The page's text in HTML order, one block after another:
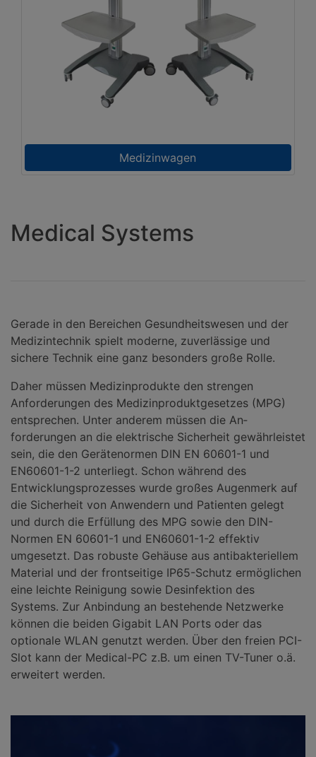
Medizinwagen
Medical Systems
Gerade in den Bereichen Gesundheitswesen und der
Medizintechnik spielt moderne, zuverlässige und
sichere Technik eine ganz besonders große Rolle.
Daher müssen Medizinprodukte den strengen
Anforderungen des Medizin­produkt­gesetzes (MPG)
entsprechen. Unter anderem müssen die An­
forderungen an die elek­trische Sicherheit gewährleistet
sein, die den Geräte­normen DIN EN 60601-1 und
EN60601-1-2 unterliegt. Schon während des
Entwicklungsprozesses wurde großes Augenmerk auf
die Sicherheit von Anwendern und Patienten gelegt
und durch die Erfüllung des MPG sowie den DIN-
Normen EN 60601-1 und EN60601-1-2 effektiv
umgesetzt. Das robuste Gehäuse aus antibakteriellem
Material und der frontseitige IP65-Schutz ermöglichen
eine leichte Reinigung sowie Desinfektion des
Systems. Zur Anbindung an bestehende Netzwerke
können die beiden Gigabit LAN Ports oder das
optionale WLAN genutzt werden. Über den freien PCI-
Slot kann der Medical-PC z.B. um einen TV-Tuner o.ä.
erweitert werden.